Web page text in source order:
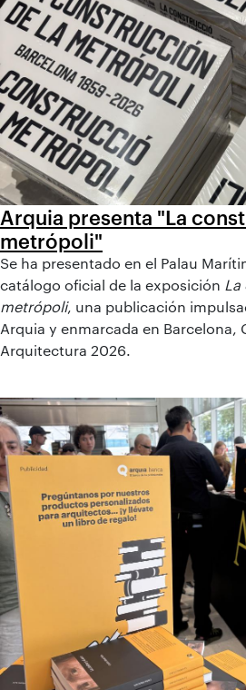
Arquia presenta "La
metrópoli"
Se ha presentado en el Palau
catálogo oficial de la exposición
metrópoli, una publicación
Arquia y enmarcada en Barcelona,
Arquitectura 2026.